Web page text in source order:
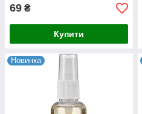
69 ₴
Купити
Новинка